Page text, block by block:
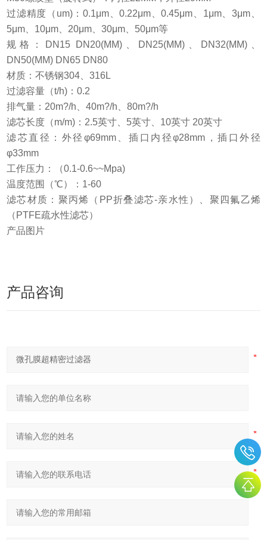
过滤精度（um)：0.1μm、0.22μm、0.45μm、1μm、3μm、
5μm、10μm、20μm、30μm、50μm等
规格：DN15 DN20(MM)、DN25(MM)、DN32(MM)、
DN50(MM) DN65 DN80
材质：不锈钢304、316L
过滤容量（t/h)：0.2
排气量：20m?/h、40m?/h、80m?/h
滤芯长度（m/m)：2.5英寸、5英寸、10英寸 20英寸
滤芯直径：外径φ69mm、插口内径φ28mm，插口外径
φ33mm
工作压力：（0.1-0.6~~Mpa)
温度范围（℃）：1-60
滤芯材质：聚丙烯（PP折叠滤芯-亲水性）、聚四氟乙烯
（PTFE疏水性滤芯）
产品图片
产品咨询